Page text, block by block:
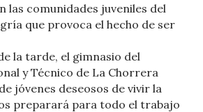
las comunidades juveniles del
que provoca el hecho de ser
la tarde, el gimnasio del
y Técnico de La Chorrera
jóvenes deseosos de vivir la
preparará para todo el trabajo